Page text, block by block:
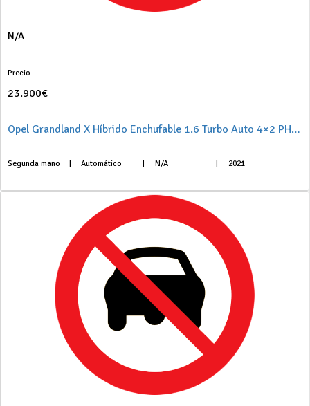
N/A
Precio
23.900€
Opel Grandland X Híbrido Enchufable 1.6 Turbo Auto 4×2 PHEV Ultimate
Segunda mano Automático N/A 2021